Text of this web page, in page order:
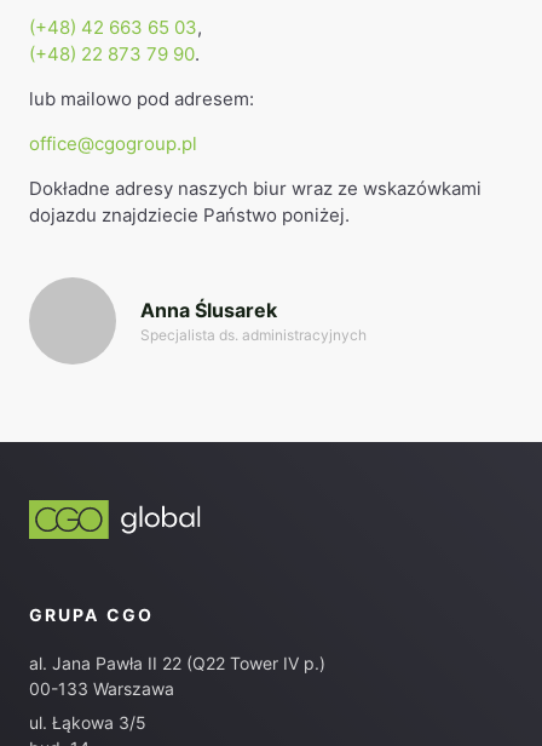
(+48) 42 663 65 03,
(+48) 22 873 79 90.
lub mailowo pod adresem:
office@cgogroup.pl
Dokładne adresy naszych biur wraz ze wskazówkami
dojazdu znajdziecie Państwo poniżej.
Anna Ślusarek
Specjalista ds. administracyjnych
GRUPA CGO
al. Jana Pawła II 22 (Q22 Tower IV p.)
00-133 Warszawa
ul. Łąkowa 3/5